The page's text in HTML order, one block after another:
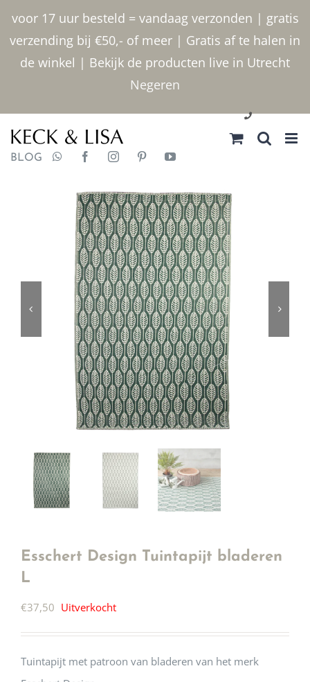
voor 17 uur besteld = vandaag verzonden | gratis
verzending bij €50,- of meer | Gratis af te halen in
de winkel | Bekijk de producten live in Utrecht
Negeren
inhoud
030 2400000
BLOG
Esschert Design Tuintapijt bladeren
L
€37,50 Uitverkocht
Tuintapijt met patroon van bladeren van het merk